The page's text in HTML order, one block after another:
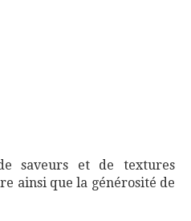
saveurs et de textures
ainsi que la générosité de